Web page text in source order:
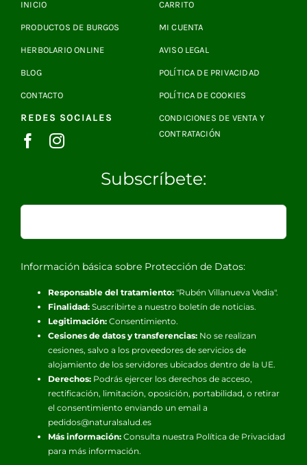
INICIO
PRODUCTOS DE BURGOS
HERBOLARIO ONLINE
BLOG
CONTACTO
REDES SOCIALES
CARRITO
MI CUENTA
AVISO LEGAL
POLÍTICA DE PRIVACIDAD
POLÍTICA DE COOKIES
CONDICIONES DE VENTA Y
CONTRATACIÓN
Subscríbete:
Información básica sobre Protección de Datos:
Responsable del tratamiento:"Rubén Villanueva Vedia".
Finalidad:Suscribirte a nuestro boletín de noticias.
Legitimación:Consentimiento.
Cesiones de datos y transferencias:No se realizan
cesiones, salvo a los proveedores de servicios de
alojamiento de los servidores ubicados dentro de la UE.
Derechos:Podrás ejercer los derechos de acceso,
rectificación, limitación, oposición, portabilidad, o retirar
el consentimiento enviando un email a
pedidos@naturalsalud.es
Más información:Consulta nuestra Política de Privacidad
para más información.